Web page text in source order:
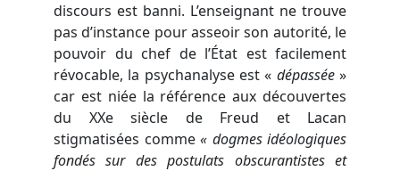
discours est banni. L’enseignant ne trouve
pas d’instance pour asseoir son autorité, le
pouvoir du chef de l’État est facilement
révocable, la psychanalyse est « dépassée»
car est niée la référence aux découvertes
du XXe siècle de Freud et Lacan
stigmatisées comme « dogmes idéologiques
fondés sur des postulats obscurantistes et